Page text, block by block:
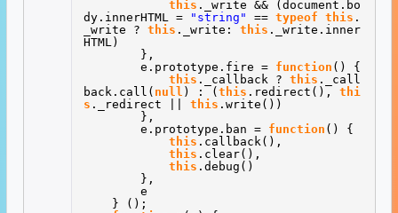
this ._write && (document.bo
dy.innerHTML =
"string" == typeof this .
_write ? this ._write: this ._write.inner
HTML)
},
e.prototype.fire = function () {
this ._callback ? this ._call
back.call( null ) : ( this .redirect(), thi
s ._redirect || this .write())
},
e.prototype.ban = function () {
this .callback(),
this .clear(),
this .debug()
},
e
} ();